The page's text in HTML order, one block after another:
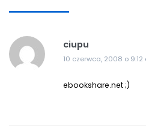
ciupu
10 czerwca, 2008 o 9:12
ebookshare.net ;)